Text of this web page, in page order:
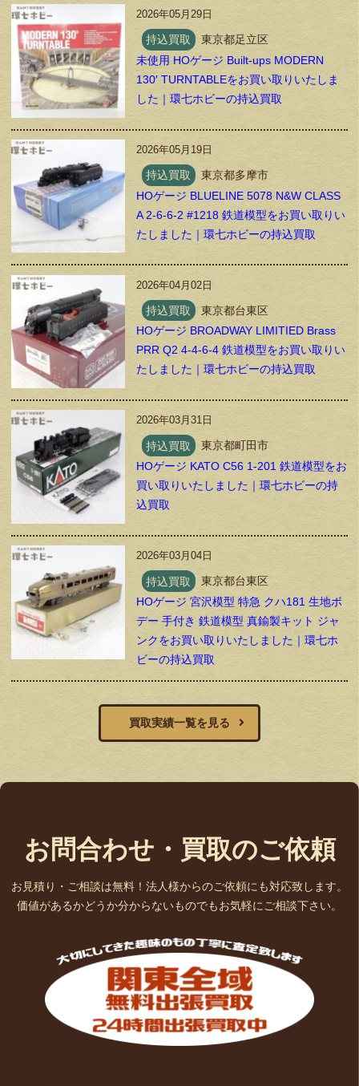
2026年05月29日
持込買取
東京都足立区
未使用 HOゲージ Built-ups MODERN
130′ TURNTABLEをお買い取りいたしま
した｜環七ホビーの持込買取
2026年05月19日
持込買取
東京都多摩市
HOゲージ BLUELINE 5078 N&W CLASS
A 2-6-6-2 #1218 鉄道模型をお買い取りい
たしました｜環七ホビーの持込買取
2026年04月02日
持込買取
東京都台東区
HOゲージ BROADWAY LIMITIED Brass
PRR Q2 4-4-6-4 鉄道模型をお買い取りい
たしました｜環七ホビーの持込買取
2026年03月31日
持込買取
東京都町田市
HOゲージ KATO C56 1-201 鉄道模型をお
買い取りいたしました｜環七ホビーの持
込買取
2026年03月04日
持込買取
東京都台東区
HOゲージ 宮沢模型 特急 クハ181 生地ボ
デー 手付き 鉄道模型 真鍮製キット ジャ
ンクをお買い取りいたしました｜環七ホ
ビーの持込買取
買取実績一覧を見る
お問合わせ・買取のご依頼
お見積り・ご相談は無料！法人様からのご依頼にも対応致します。
価値があるかどうか分からないものでもお気軽にご相談下さい。